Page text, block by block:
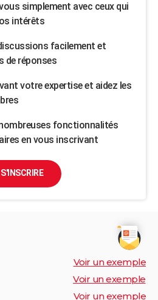
simplement avec ceux qui
intérêts
facilement et
de réponses
votre expertise et aidez les
fonctionnalités
en vous inscrivant
S'INSCRIRE
Voir un exemple
Voir un exemple
Voir un exemple